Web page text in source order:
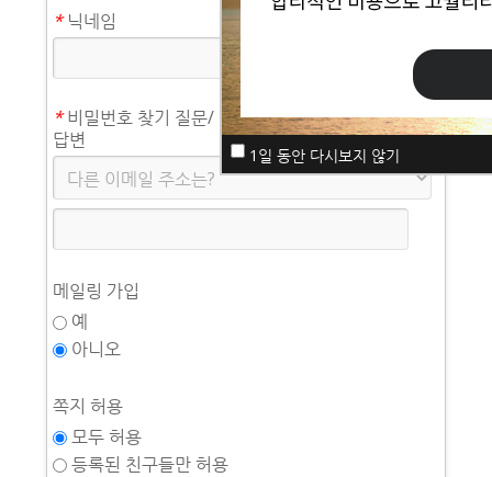
*닉네임
*비밀번호 찾기 질문/
답변
메일링 가입
예
아니오
쪽지 허용
모두 허용
등록된 친구들만 허용
1일 동안 다시보지 않기